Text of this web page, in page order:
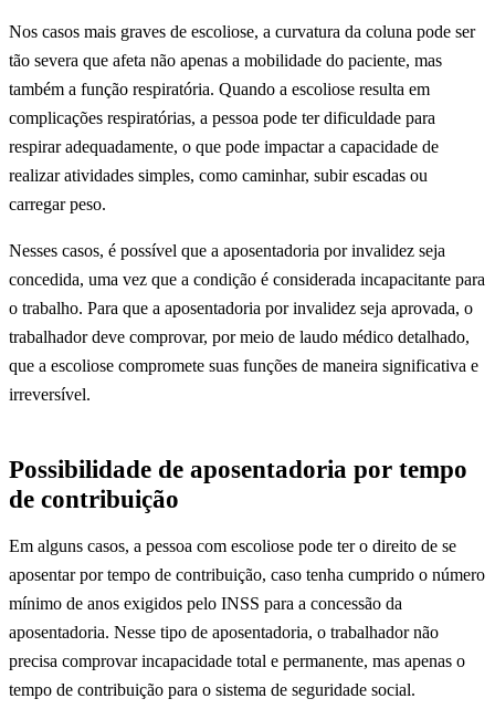
Nos casos mais graves de escoliose, a curvatura da coluna pode ser
tão severa que afeta não apenas a mobilidade do paciente, mas
também a função respiratória. Quando a escoliose resulta em
complicações respiratórias, a pessoa pode ter dificuldade para
respirar adequadamente, o que pode impactar a capacidade de
realizar atividades simples, como caminhar, subir escadas ou
carregar peso.
Nesses casos, é possível que a aposentadoria por invalidez seja
concedida, uma vez que a condição é considerada incapacitante para
o trabalho. Para que a aposentadoria por invalidez seja aprovada, o
trabalhador deve comprovar, por meio de laudo médico detalhado,
que a escoliose compromete suas funções de maneira significativa e
irreversível.
Possibilidade de aposentadoria por tempo
de contribuição
Em alguns casos, a pessoa com escoliose pode ter o direito de se
aposentar por tempo de contribuição, caso tenha cumprido o número
mínimo de anos exigidos pelo INSS para a concessão da
aposentadoria. Nesse tipo de aposentadoria, o trabalhador não
precisa comprovar incapacidade total e permanente, mas apenas o
tempo de contribuição para o sistema de seguridade social.